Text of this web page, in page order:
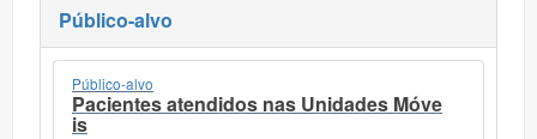
Público-alvo
Público-alvo
Pacientes atendidos nas Unidades Móve
is